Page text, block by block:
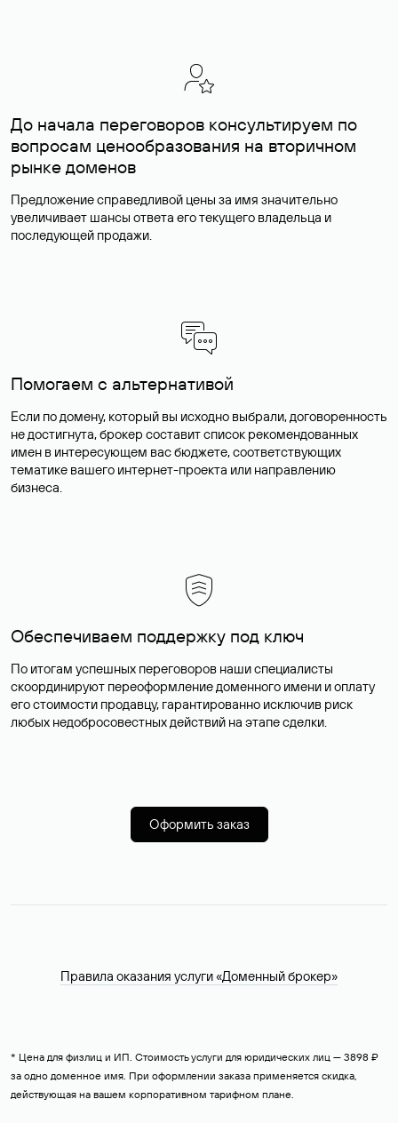
До начала переговоров консультируем по
вопросам ценообразования на вторичном
рынке доменов
Предложение справедливой цены за имя значительно
увеличивает шансы ответа его текущего владельца и
последующей продажи.
Помогаем с альтернативой
Если по домену, который вы исходно выбрали, договоренность
не достигнута, брокер составит список рекомендованных
имен в интересующем вас бюджете, соответствующих
тематике вашего интернет-проекта или направлению
бизнеса.
Обеспечиваем поддержку под ключ
По итогам успешных переговоров наши специалисты
скоординируют переоформление доменного имени и оплату
его стоимости продавцу, гарантированно исключив риск
любых недобросовестных действий на этапе сделки.
Оформить заказ
Правила оказания услуги «Доменный брокер»
* Цена для физлиц и ИП. Стоимость услуги для юридических лиц — 3898 ₽
за одно доменное имя. При оформлении заказа применяется скидка,
действующая на вашем корпоративном тарифном плане.